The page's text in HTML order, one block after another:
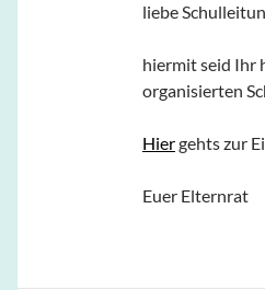
liebe
hiermit seid Ihr
organisierten
Hiergehts zur
Euer Elternrat